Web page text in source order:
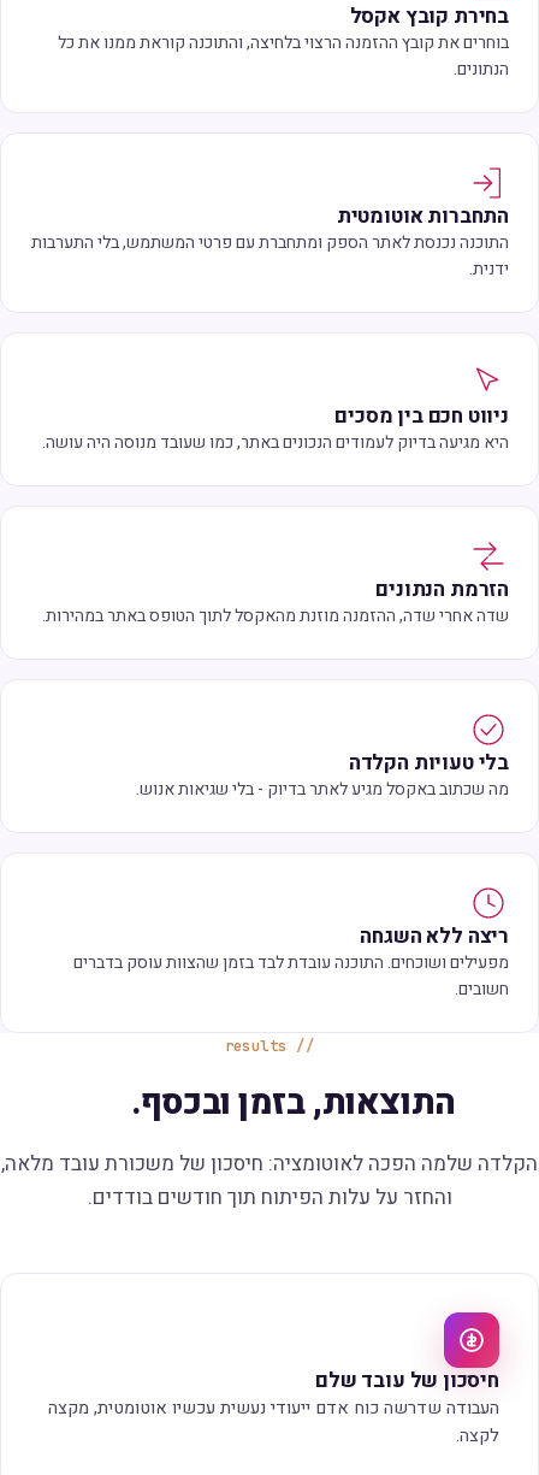
בחירת קובץ אקסל
בוחרים את קובץ ההזמנה הרצוי בלחיצה, והתוכנה קוראת ממנו את כל
הנתונים.
התחברות אוטומטית
התוכנה נכנסת לאתר הספק ומתחברת עם פרטי המשתמש, בלי התערבות
ידנית.
ניווט חכם בין מסכים
היא מגיעה בדיוק לעמודים הנכונים באתר, כמו שעובד מנוסה היה עושה.
הזרמת הנתונים
שדה אחרי שדה, ההזמנה מוזנת מהאקסל לתוך הטופס באתר במהירות.
בלי טעויות הקלדה
מה שכתוב באקסל מגיע לאתר בדיוק - בלי שגיאות אנוש.
ריצה ללא השגחה
מפעילים ושוכחים. התוכנה עובדת לבד בזמן שהצוות עוסק בדברים
חשובים.
results
התוצאות, בזמן ובכסף.
הקלדה שלמה הפכה לאוטומציה: חיסכון של משכורת עובד מלאה,
והחזר על עלות הפיתוח תוך חודשים בודדים.
חיסכון של עובד שלם
העבודה שדרשה כוח אדם ייעודי נעשית עכשיו אוטומטית, מקצה
לקצה.